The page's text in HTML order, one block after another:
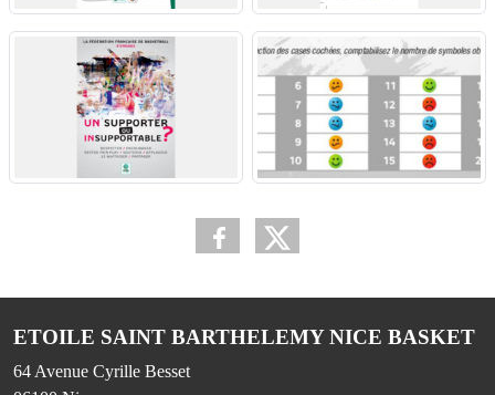
ETOILE SAINT BARTHELEMY NICE BASKET
64 Avenue Cyrille Besset